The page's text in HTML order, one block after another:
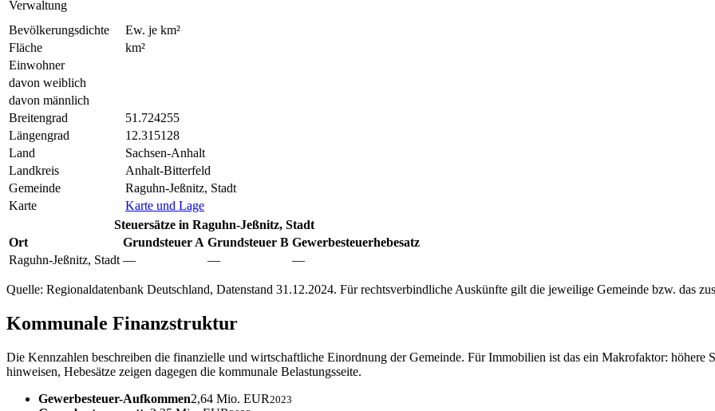
Verwaltung
Bevölkerungsdichte
Ew. je km²
Fläche
km²
Einwohner
davon weiblich
davon männlich
Breitengrad
51.724255
Längengrad
12.315128
Land
Sachsen-Anhalt
Landkreis
Anhalt-Bitterfeld
Gemeinde
Raguhn-Jeßnitz, Stadt
Karte
Karte und Lage
Steuersätze in Raguhn-Jeßnitz, Stadt
Ort
Grundsteuer A Grundsteuer B Gewerbesteuerhebesatz
Raguhn-Jeßnitz, Stadt — — —
Quelle: Regionaldatenbank Deutschland, Datenstand 31.12.2024. Für rechtsverbindliche Auskünfte gilt die jeweilige Gemeinde bzw. das
Kommunale Finanzstruktur
Die Kennzahlen beschreiben die finanzielle und wirtschaftliche Einordnung der Gemeinde. Für Immobilien ist das ein Makrofaktor: höhere
hinweisen, Hebesätze zeigen dagegen die kommunale Belastungsseite.
Gewerbesteuer-Aufkommen2,64 Mio. EUR2023